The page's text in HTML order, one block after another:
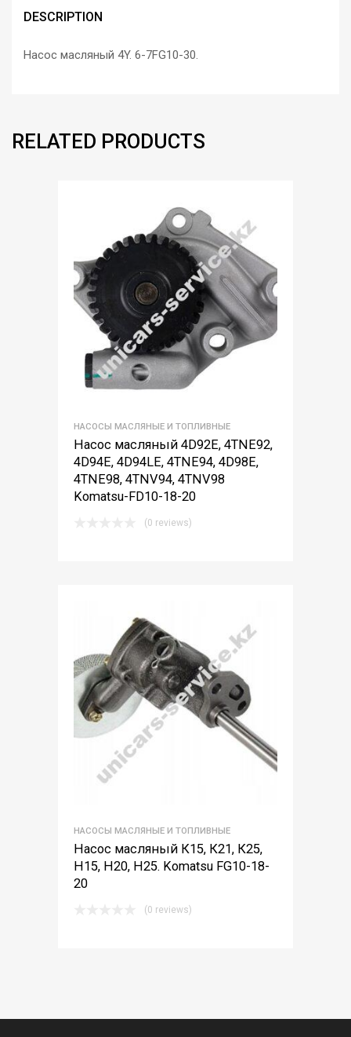
DESCRIPTION
Насос масляный 4Y. 6-7FG10-30.
RELATED PRODUCTS
НАСОСЫ МАСЛЯНЫЕ И ТОПЛИВНЫЕ
Насос масляный 4D92E, 4TNE92,
4D94E, 4D94LE, 4TNE94, 4D98E,
4TNE98, 4TNV94, 4TNV98
Komatsu-FD10-18-20
(0 reviews)
НАСОСЫ МАСЛЯНЫЕ И ТОПЛИВНЫЕ
Насос масляный К15, К21, К25,
Н15, Н20, Н25. Komatsu FG10-18-
20
(0 reviews)